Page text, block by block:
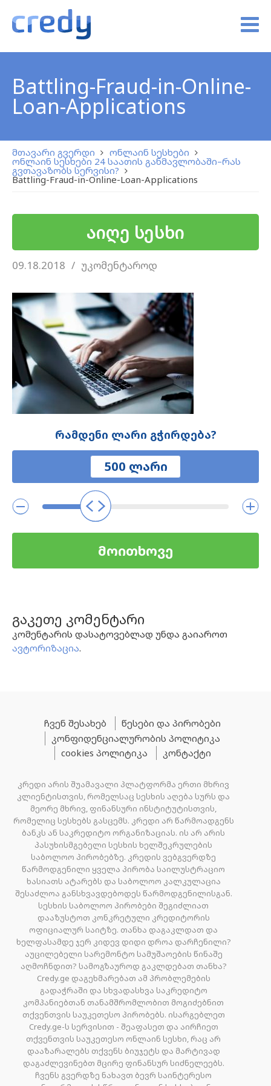
Battling-Fraud-in-Online-
Loan-Applications
მთავარი გვერდი ონლაინ სესხები
ონლაინ სესხები 24 საათის განმავლობაში–რას
გვთავაზობს სერვისი?
Battling-Fraud-in-Online-Loan-Applications
აიღე სესხი
09.18.2018 უკომენტაროდ
რამდენი ლარი გჭირდება?
მოითხოვე
გაკეთე კომენტარი
კომენტარის დასატოვებლად უნდა გაიაროთ
ავტორიზაცია.
ჩვენ შესახებ
წესები და პირობები
კონფიდენციალურობის პოლიტიკა
cookies პოლიტიკა
კონტაქტი
კრედი არის შუამავალი პლატფორმა ერთი მხრივ
კლიენტისთვის, რომელსაც სესხის აღება სურს და
მეორე მხრივ, ფინანსური ინსტიტუტისთვის,
რომელიც სესხებს გასცემს. კრედი არ წარმოადგენს
ბანკს ან საკრედიტო ორგანიზაციას. ის არ არის
პასუხისმგებელი სესხის ხელშეკრულების
საბოლოო პირობებზე. კრედის ვებგვერდზე
წარმოდგენილი ყველა პირობა საილუსტრაციო
ხასიათს ატარებს და საბოლოო კალკულაცია
შესაძლოა განსხვავდებოდეს წარმოდგენილისგან.
სესხის საბოლოო პირობები შეგიძლიათ
დააზუსტოთ კონკრეტული კრედიტორის
ოფიციალურ საიტზე. თანხა დაგაკლდათ და
ხელფასამდე ჯერ კიდევ დიდი დროა დარჩენილი?
აუცილებელი სარემონტო სამუშაოების წინაშე
აღმოჩნდით? სამოგზაუროდ გაკლდებათ თანხა?
Credy.ge დაგეხმარებათ ამ პრობლემების
გადაჭრაში და სხვადასხვა საკრედიტო
კომპანიებთან თანამშრომლობით მოგიძებნით
თქვენთვის საუკეთესო პირობებს. ისარგებლეთ
Credy.ge-ს სერვისით - შეაფასეთ და აირჩიეთ
თქვენთვის საუკეთესო ონლაინ სესხი, რაც არ
დააზარალებს თქვენს ბიუჯეტს და მარტივად
დაგაძლევინებთ მცირე ფინანსურ სიძნელეებს.
ჩვენს გვერდზე ნახავთ ბევრ საინტერესო